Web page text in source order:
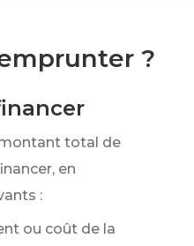
?
total de
en
:
ou coût de la